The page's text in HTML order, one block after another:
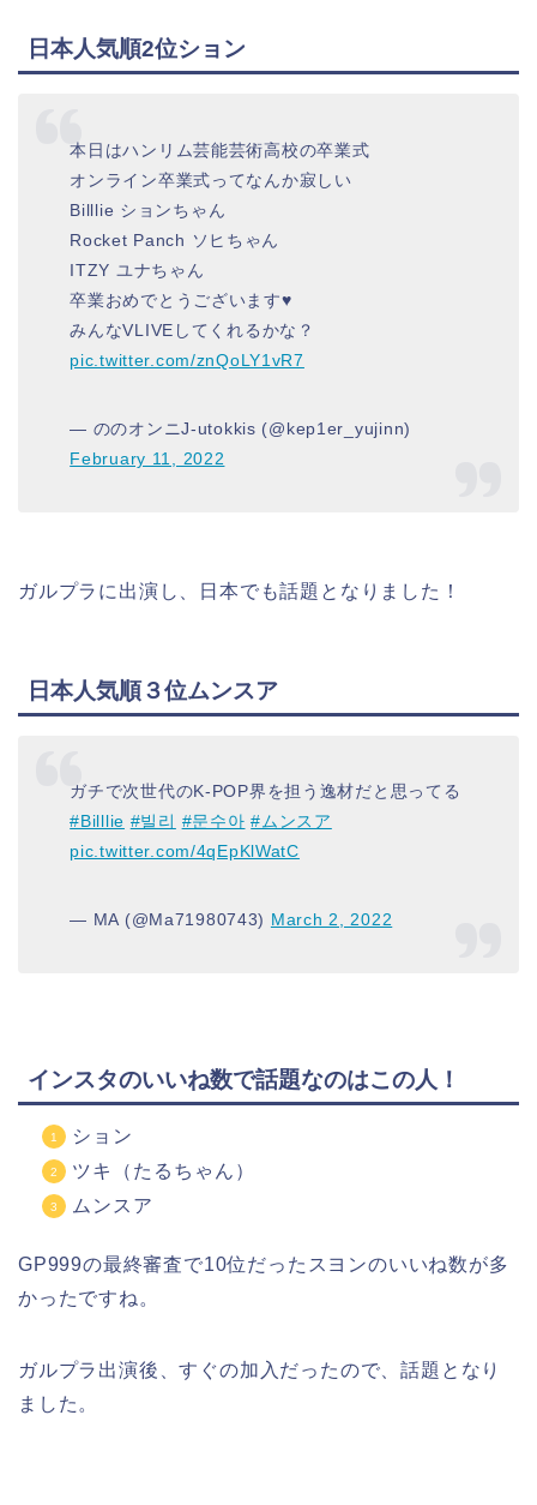
日本人気順2位ション
本日はハンリム芸能芸術高校の卒業式‍
オンライン卒業式ってなんか寂しい
Billlie ションちゃん
Rocket Panch ソヒちゃん
ITZY ユナちゃん
卒業おめでとうございます♥️
みんなVLIVEしてくれるかな？
pic.twitter.com/znQoLY1vR7
— ののオンニJ-utokkis (@kep1er_yujinn)
February 11, 2022
ガルプラに出演し、日本でも話題となりました！
日本人気順３位ムンスア
ガチで次世代のK-POP界を担う逸材だと思ってる
#Billlie #빌리 #문수아 #ムンスア
pic.twitter.com/4qEpKlWatC
— MA (@Ma71980743) March 2, 2022
インスタのいいね数で話題なのはこの人！
ション
ツキ（たるちゃん）
ムンスア
GP999の最終審査で10位だったスヨンのいいね数が多
かったですね。
ガルプラ出演後、すぐの加入だったので、話題となり
ました。